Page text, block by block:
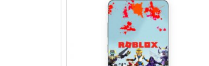
de
la
mic
la